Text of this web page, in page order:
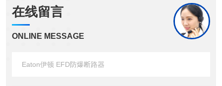
在线留言
ONLINE MESSAGE